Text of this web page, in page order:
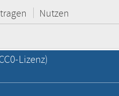
Nutzen
Lizenz)